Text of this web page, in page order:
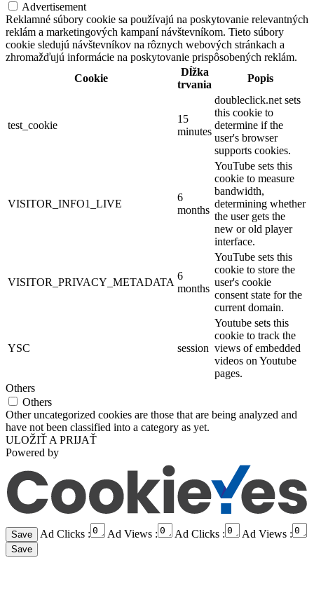
Advertisement
Reklamné súbory cookie sa používajú na poskytovanie relevantných
reklám a marketingových kampaní návštevníkom. Tieto súbory
cookie sledujú návštevníkov na rôznych webových stránkach a
zhromažďujú informácie na poskytovanie prispôsobených reklám.
Cookie
Dĺžka
trvania
Popis
test_cookie
15
minutes
doubleclick.net sets
this cookie to
determine if the
user's browser
supports cookies.
VISITOR_INFO1_LIVE
6
months
YouTube sets this
cookie to measure
bandwidth,
determining whether
the user gets the
new or old player
interface.
VISITOR_PRIVACY_METADATA
6
months
YouTube sets this
cookie to store the
user's cookie
consent state for the
current domain.
YSC session
Youtube sets this
cookie to track the
views of embedded
videos on Youtube
pages.
Others
Others
Other uncategorized cookies are those that are being analyzed and
have not been classified into a category as yet.
ULOŽIŤ A PRIJAŤ
Powered by
Ad Clicks : Ad Views : Ad Clicks : Ad Views :